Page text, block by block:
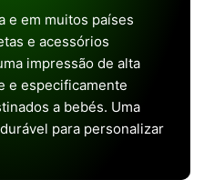
e em muitos países
e acessórios
impressão de alta
e especificamente
a bebés. Uma
para personalizar